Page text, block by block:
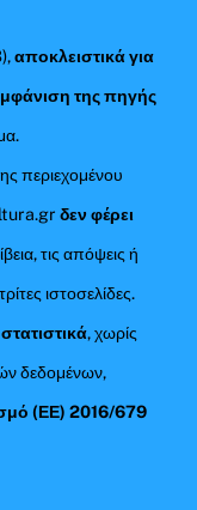
αποκλειστικά για
της πηγής
περιεχομένου
δεν φέρει
τις απόψεις ή
ιστοσελίδες.
, χωρίς
δεδομένων,
(ΕΕ) 2016/679